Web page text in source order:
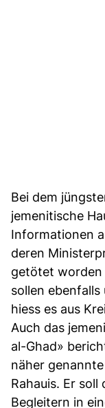
Bei dem
jemenitische
Informationen
deren
getötet worden
sollen ebenfalls
hiess es aus
Auch das
al-Ghad»
näher
Rahauis. Er
Begleitern in